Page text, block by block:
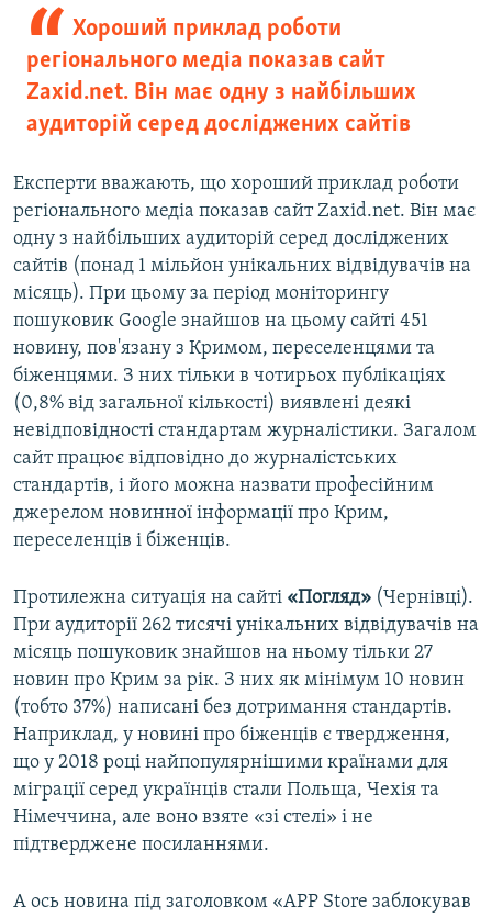
Хороший приклад роботи
регіонального медіа показав сайт
Zaxid.net. Він має одну з найбільших
аудиторій серед досліджених сайтів
Експерти вважають, що хороший приклад роботи
регіонального медіа показав сайт Zaxid.net. Він має
одну з найбільших аудиторій серед досліджених
сайтів (понад 1 мільйон унікальних відвідувачів на
місяць). При цьому за період моніторингу
пошуковик Google знайшов на цьому сайті 451
новину, пов'язану з Кримом, переселенцями та
біженцями. З них тільки в чотирьох публікаціях
(0,8% від загальної кількості) виявлені деякі
невідповідності стандартам журналістики. Загалом
сайт працює відповідно до журналістських
стандартів, і його можна назвати професійним
джерелом новинної інформації про Крим,
переселенців і біженців.
Протилежна ситуація на сайті «Погляд» (Чернівці).
При аудиторії 262 тисячі унікальних відвідувачів на
місяць пошуковик знайшов на ньому тільки 27
новин про Крим за рік. З них як мінімум 10 новин
(тобто 37%) написані без дотримання стандартів.
Наприклад, у новині про біженців є твердження,
що у 2018 році найпопулярнішими країнами для
міграції серед українців стали Польща, Чехія та
Німеччина, але воно взяте «зі стелі» і не
підтверджене посиланнями.
А ось новина під заголовком «АРР Store заблокував